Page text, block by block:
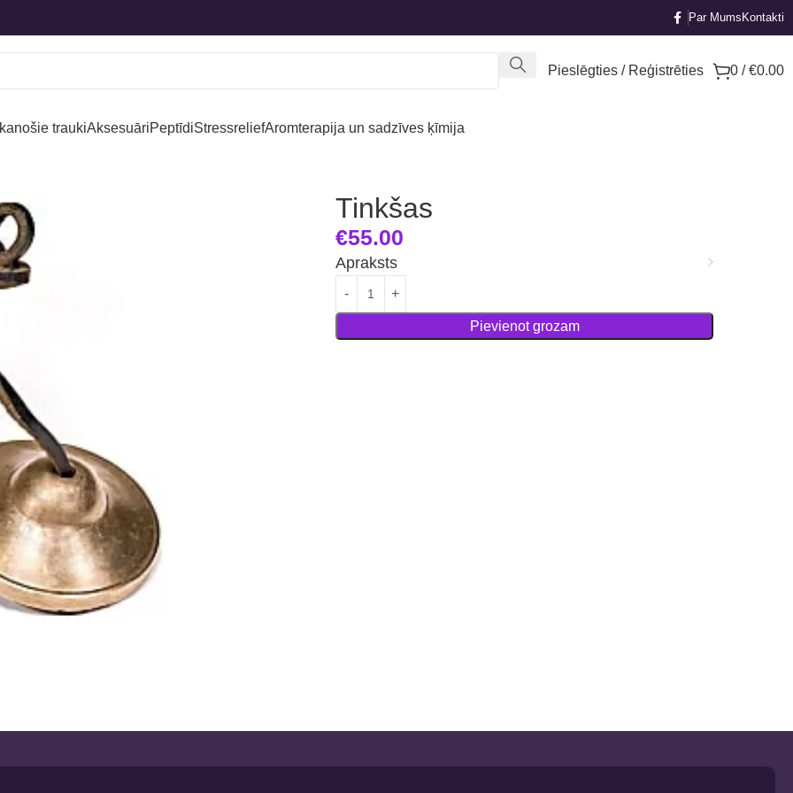
Par Mums Kontakti
Pieslēgties / Reģistrēties 0 / €0.00
traukiAksesuāriPeptīdiStressreliefAromterapija un sadzīves ķīmija
Tinkšas
€55.00
Apraksts
Pievienot grozam